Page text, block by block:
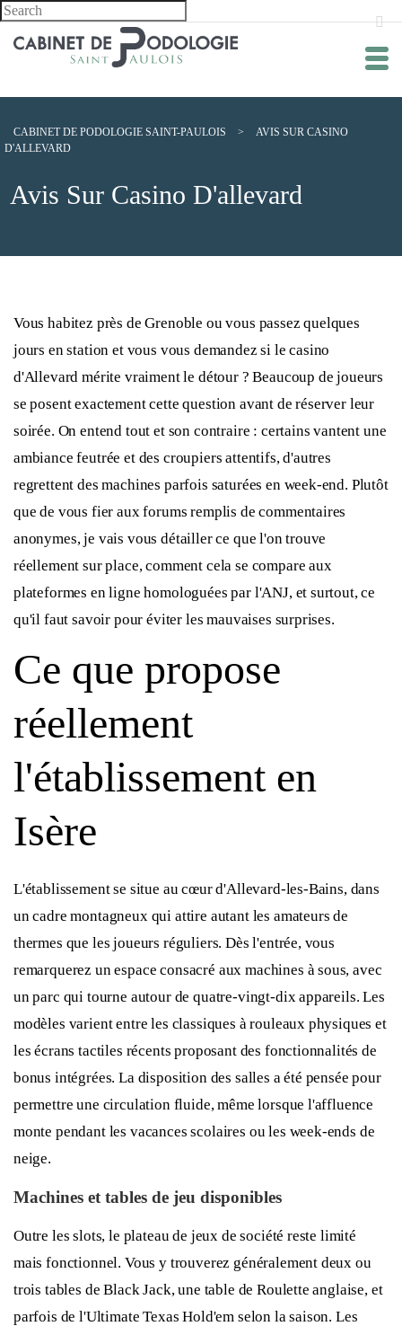
CABINET DE PODOLOGIE SAINT-PAULOIS >
AVIS SUR CASINO
D'ALLEVARD
Avis Sur Casino D'allevard
Vous habitez près de Grenoble ou vous passez quelques
jours en station et vous vous demandez si le casino
d'Allevard mérite vraiment le détour ? Beaucoup de joueurs
se posent exactement cette question avant de réserver leur
soirée. On entend tout et son contraire : certains vantent une
ambiance feutrée et des croupiers attentifs, d'autres
regrettent des machines parfois saturées en week-end. Plutôt
que de vous fier aux forums remplis de commentaires
anonymes, je vais vous détailler ce que l'on trouve
réellement sur place, comment cela se compare aux
plateformes en ligne homologuées par l'ANJ, et surtout, ce
qu'il faut savoir pour éviter les mauvaises surprises.
Ce que propose
réellement
l'établissement en
Isère
L'établissement se situe au cœur d'Allevard-les-Bains, dans
un cadre montagneux qui attire autant les amateurs de
thermes que les joueurs réguliers. Dès l'entrée, vous
remarquerez un espace consacré aux machines à sous, avec
un parc qui tourne autour de quatre-vingt-dix appareils. Les
modèles varient entre les classiques à rouleaux physiques et
les écrans tactiles récents proposant des fonctionnalités de
bonus intégrées. La disposition des salles a été pensée pour
permettre une circulation fluide, même lorsque l'affluence
monte pendant les vacances scolaires ou les week-ends de
neige.
Machines et tables de jeu disponibles
Outre les slots, le plateau de jeux de société reste limité
mais fonctionnel. Vous y trouverez généralement deux ou
trois tables de Black Jack, une table de Roulette anglaise, et
parfois de l'Ultimate Texas Hold'em selon la saison. Les